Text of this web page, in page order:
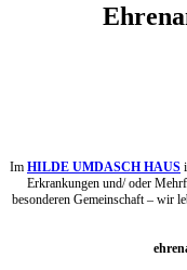
Im HILDE UMDASCH HAUS
Erkrankungen und/ oder
besonderen Gemeinschaft – wir